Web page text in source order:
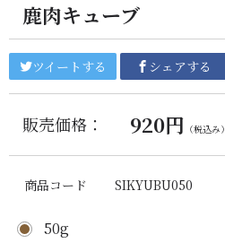
鹿肉キューブ
ツイートする シェアする
販売価格： 920円 （税込み）
商品コード SIKYUBU050
50g